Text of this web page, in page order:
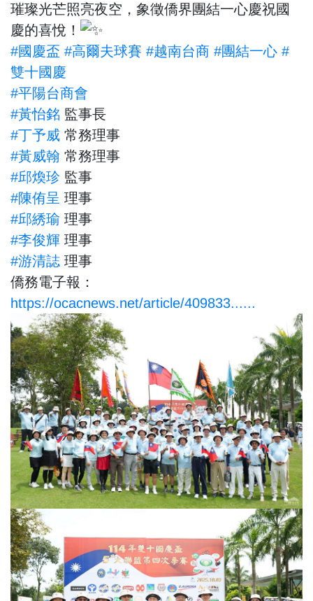
璀璨光芒照亮夜空，象徵僑界團結一心慶祝國
慶的喜悅！
#國慶盃 #高爾夫球賽 #越南台商 #團結一心 #
雙十國慶
#平陽台商會
#黃怡銘 監事長
#丁予威 常務理事
#黃威翰 常務理事
#邱煥珍 監事
#陳侑呈 理事
#邱綉瑜 理事
#李俊輝 理事
#游清誌 理事
僑務電子報：
https://ocacnews.net/article/409833......